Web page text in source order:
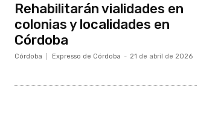
Rehabilitarán vialidades en
colonias y localidades en
Córdoba
Córdoba Expresso de Córdoba - 21 de abril de 2026